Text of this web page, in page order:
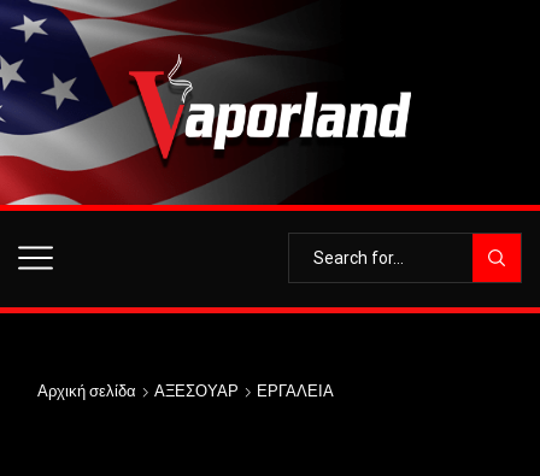
Αρχική σελίδα ΑΞΕΣΟΥΑΡ ΕΡΓΑΛΕΙΑ